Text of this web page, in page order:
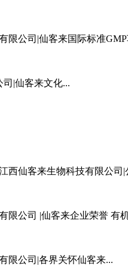
限公司|仙客来国际标准GMP
|仙客来文化...
西仙客来生物科技有限公司|
限公司 |仙客来企业荣誉 有
限公司|各界关怀仙客来...